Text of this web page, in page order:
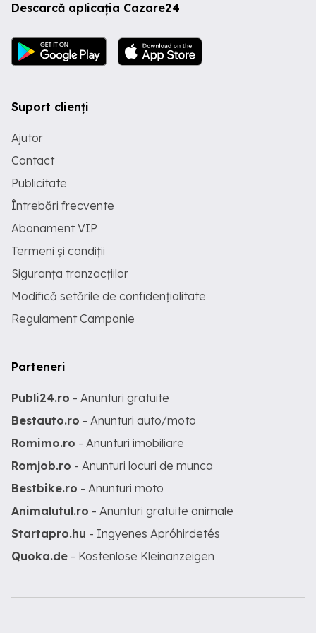
Descarcă aplicația Cazare24
Suport clienți
Ajutor
Contact
Publicitate
Întrebări frecvente
Abonament VIP
Termeni și condiții
Siguranța tranzacțiilor
Modifică setările de confidențialitate
Regulament Campanie
Parteneri
Publi24.ro - Anunturi gratuite
Bestauto.ro - Anunturi auto/moto
Romimo.ro - Anunturi imobiliare
Romjob.ro - Anunturi locuri de munca
Bestbike.ro - Anunturi moto
Animalutul.ro - Anunturi gratuite animale
Startapro.hu - Ingyenes Apróhirdetés
Quoka.de - Kostenlose Kleinanzeigen